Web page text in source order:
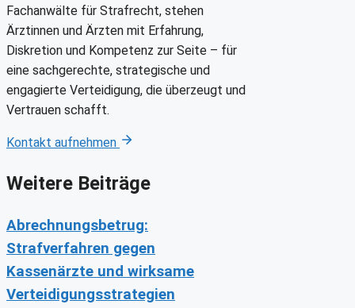
Fachanwälte für Strafrecht, stehen
Ärztinnen und Ärzten mit Erfahrung,
Diskretion und Kompetenz zur Seite – für
eine sachgerechte, strategische und
engagierte Verteidigung, die überzeugt und
Vertrauen schafft.
Kontakt aufnehmen
Weitere Beiträge
Abrechnungsbetrug:
Strafverfahren gegen
Kassenärzte und wirksame
Verteidigungsstrategien